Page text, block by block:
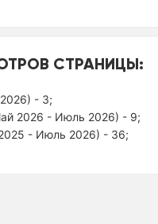
СТРАНИЦЫ:
- 3;
2026 - Июль 2026) - 9;
- Июль 2026) - 36;